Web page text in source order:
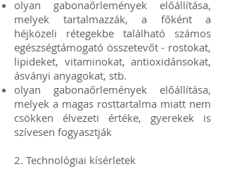
olyan gabonaőrlemények előállítása,
melyek tartalmazzák, a főként a
héjközeli rétegekbe található számos
egészségtámogató összetevőt - rostokat,
lipideket, vitaminokat, antioxidánsokat,
ásványi anyagokat, stb.
olyan gabonaőrlemények előállítása,
melyek a magas rosttartalma miatt nem
csökken élvezeti értéke, gyerekek is
szívesen fogyasztják
2. Technológiai kísérletek